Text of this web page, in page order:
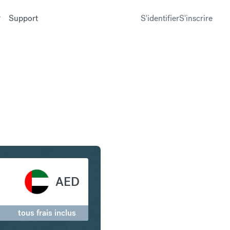
Support S'identifierS'inscrire
AED
tous frais inclus